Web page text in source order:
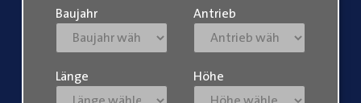
Baujahr Antrieb
Länge Höhe